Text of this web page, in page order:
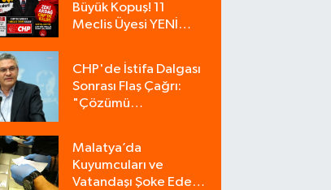
Büyük Kopuş! 11
Meclis Üyesi YENİ
Tek Üyeyle Kaldı
CHP'de İstifa Dalgası
Sonrası Flaş Çağrı:
"Çözümü
Malatya’da
Kuyumcuları ve
Vatandaşı Şoke Eden